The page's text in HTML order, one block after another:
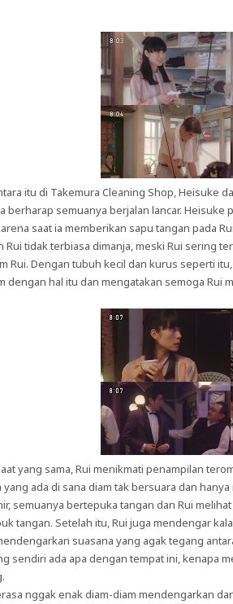
itu di Takemura Cleaning Shop, Heisuke
berharap semuanya berjalan lancar. Heisuke
saat ia memberikan sapu tangan pada
Rui tidak terbiasa dimanja, meski Rui sering
Rui. Dengan tubuh kecil dan kurus seperti
dengan hal itu dan mengatakan semoga Rui
yang sama, Rui menikmati penampilan
yang ada di sana diam tak bersuara dan
semuanya bertepuka tangan dan Rui
tangan. Setelah itu, Rui juga mendengar
suasana yang agak tegang
sendiri ada apa dengan tempat ini, kenapa
nggak enak diam-diam mendengarkan